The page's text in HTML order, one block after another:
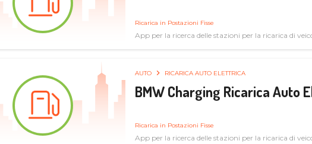
Ricarica in Postazioni Fisse
App per la ricerca delle stazioni per la ricarica di
AUTO RICARICA AUTO ELETTRICA
BMW Charging Ricarica Auto
Ricarica in Postazioni Fisse
App per la ricerca delle stazioni per la ricarica di